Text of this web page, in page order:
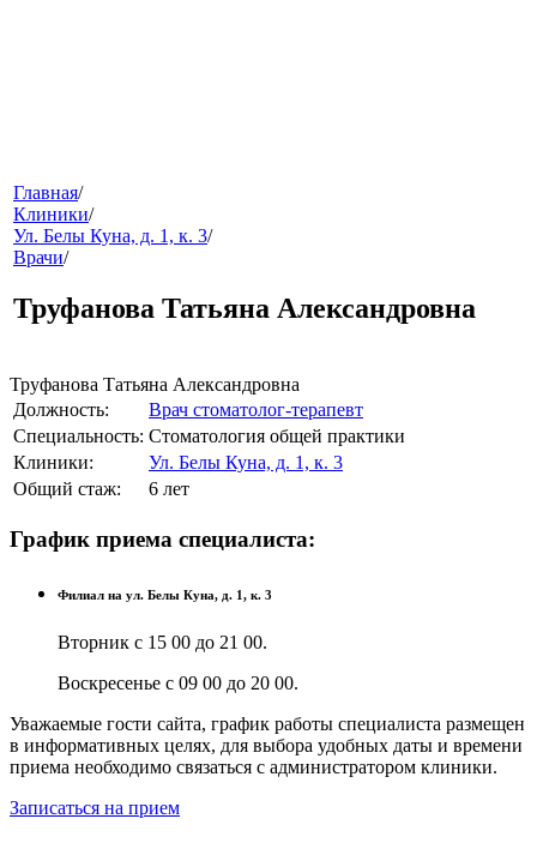
меню
звонок
Главная/
Клиники/
Ул. Белы Куна, д. 1, к. 3/
Врачи/
Труфанова Татьяна Александровна
Труфанова Татьяна Александровна
Должность:
Врач стоматолог-терапевт
Специальность: Стоматология общей практики
Клиники:
Ул. Белы Куна, д. 1, к. 3
Общий стаж:
6 лет
График приема специалиста:
Филиал на ул. Белы Куна, д. 1, к. 3
Вторник с 15 00 до 21 00.
Воскресенье с 09 00 до 20 00.
Уважаемые гости сайта, график работы специалиста размещен
в информативных целях, для выбора удобных даты и времени
приема необходимо связаться с администратором клиники.
Записаться на прием